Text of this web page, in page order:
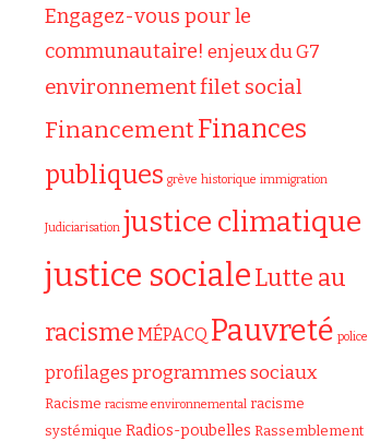
Engagez-vous pour le
communautaire! enjeux du G7
environnementfilet social
FinancementFinances
publiques grève historique immigration
Judiciarisation justice climatique
justice socialeLutte au
racisme MÉPACQ Pauvreté police
profilages programmes sociaux
Racisme racisme environnemental racisme
systémique Radios-poubelles Rassemblement